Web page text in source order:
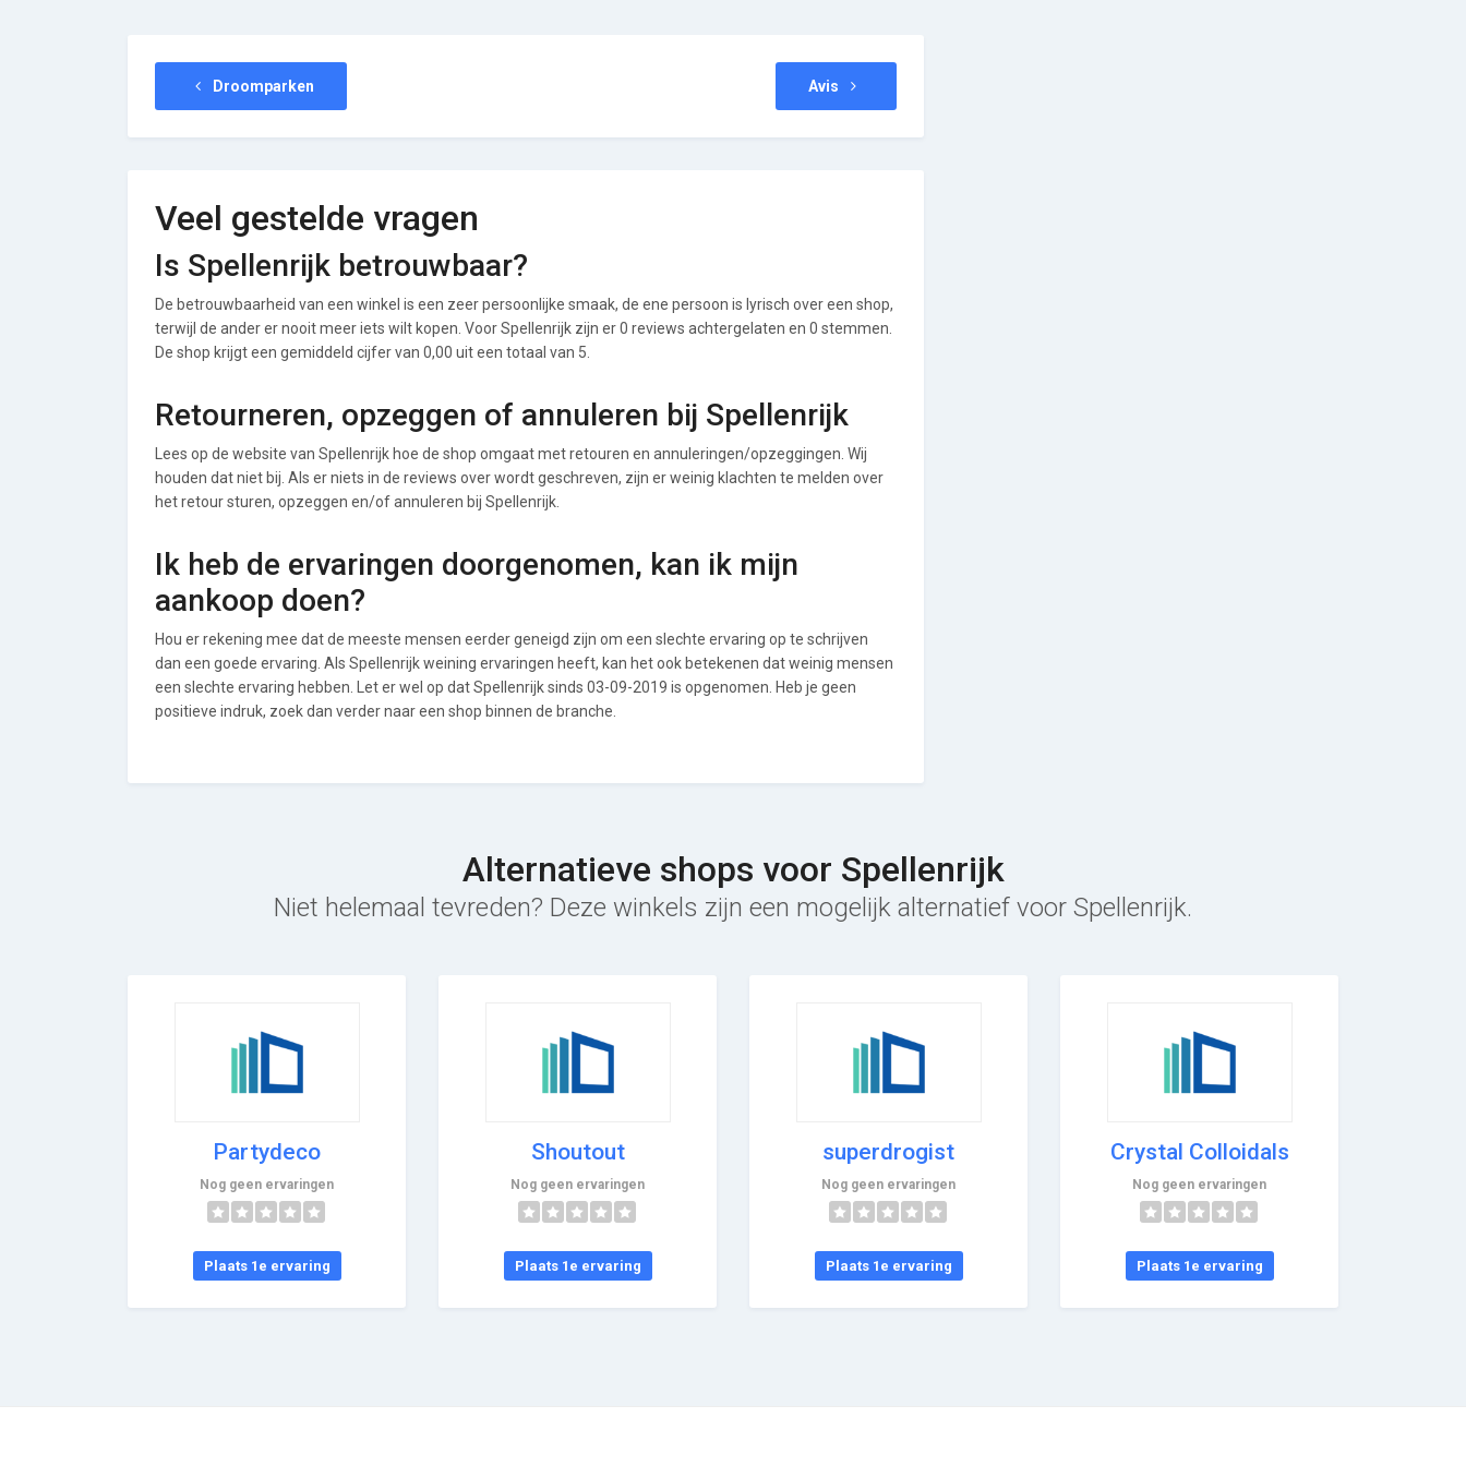
Droomparken Avis
Veel gestelde vragen
Is Spellenrijk betrouwbaar?
De betrouwbaarheid van een winkel is een zeer persoonlijke smaak, de ene persoon is lyrisch over een shop,
terwijl de ander er nooit meer iets wilt kopen. Voor Spellenrijk zijn er 0 reviews achtergelaten en 0 stemmen.
De shop krijgt een gemiddeld cijfer van 0,00 uit een totaal van 5.
Retourneren, opzeggen of annuleren bij Spellenrijk
Lees op de website van Spellenrijk hoe de shop omgaat met retouren en annuleringen/opzeggingen. Wij
houden dat niet bij. Als er niets in de reviews over wordt geschreven, zijn er weinig klachten te melden over
het retour sturen, opzeggen en/of annuleren bij Spellenrijk.
Ik heb de ervaringen doorgenomen, kan ik mijn
aankoop doen?
Hou er rekening mee dat de meeste mensen eerder geneigd zijn om een slechte ervaring op te schrijven
dan een goede ervaring. Als Spellenrijk weining ervaringen heeft, kan het ook betekenen dat weinig mensen
een slechte ervaring hebben. Let er wel op dat Spellenrijk sinds 03-09-2019 is opgenomen. Heb je geen
positieve indruk, zoek dan verder naar een shop binnen de branche.
Alternatieve shops voor Spellenrijk
Niet helemaal tevreden? Deze winkels zijn een mogelijk alternatief voor Spellenrijk.
Partydeco
Nog geen ervaringen
Plaats 1e ervaring
Shoutout
Nog geen ervaringen
Plaats 1e ervaring
superdrogist
Nog geen ervaringen
Plaats 1e ervaring
Crystal Colloidals
Nog geen ervaringen
Plaats 1e ervaring